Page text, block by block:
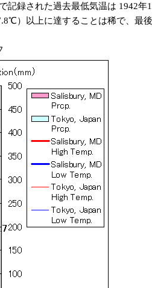
録された過去最低気温は 1942
）以上に達することは稀で、最